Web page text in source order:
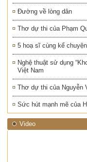
Đường về lòng dân
Thơ dự thi của Phạm
5 hoạ sĩ cùng kể
Nghệ thuật sử dụng
Việt Nam
Thơ dự thi của Nguyễn
Sức hút mạnh mẽ của
Video